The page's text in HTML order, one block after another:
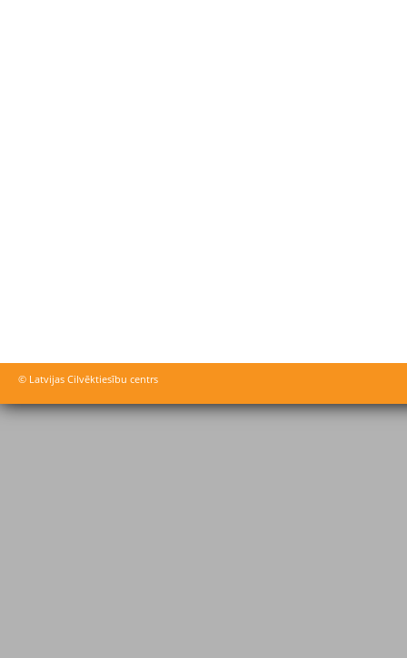
© Latvijas Cilvēktiesību centrs